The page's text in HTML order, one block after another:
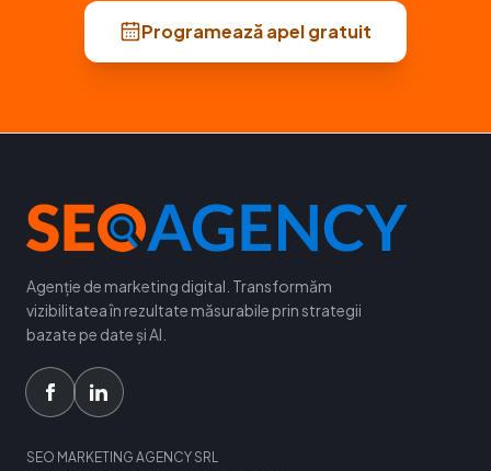
Programează apel gratuit
Agenție de marketing digital. Transformăm
vizibilitatea în rezultate măsurabile prin strategii
bazate pe date și AI.
SEO MARKETING AGENCY SRL